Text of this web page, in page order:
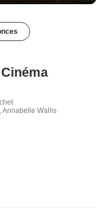
Annabelle Wallis